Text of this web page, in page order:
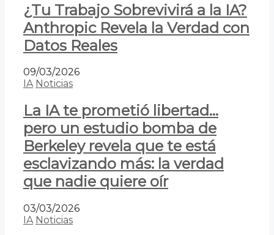
¿Tu Trabajo Sobrevivirá a la IA?
Anthropic Revela la Verdad con
Datos Reales
09/03/2026
IA Noticias
La IA te prometió libertad…
pero un estudio bomba de
Berkeley revela que te está
esclavizando más: la verdad
que nadie quiere oír
03/03/2026
IA Noticias